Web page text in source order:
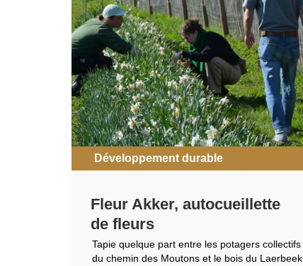
Développement durable
Fleur Akker, autocueillette
de fleurs
Tapie quelque part entre les potagers collectifs
du chemin des Moutons et le bois du Laerbeek